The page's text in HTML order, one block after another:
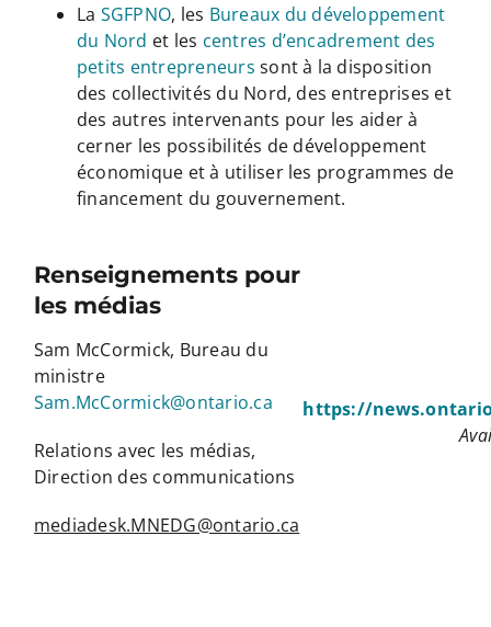
La SGFPNO, les Bureaux du développement
du Nord et les centres d’encadrement des
petits entrepreneurs sont à la disposition
des collectivités du Nord, des entreprises et
des autres intervenants pour les aider à
cerner les possibilités de développement
économique et à utiliser les programmes de
financement du gouvernement.
Renseignements pour
les médias
Sam McCormick, Bureau du
ministre
Sam.McCormick@ontario.ca
Relations avec les médias,
Direction des communications
mediadesk.MNEDG@ontario.ca
https://